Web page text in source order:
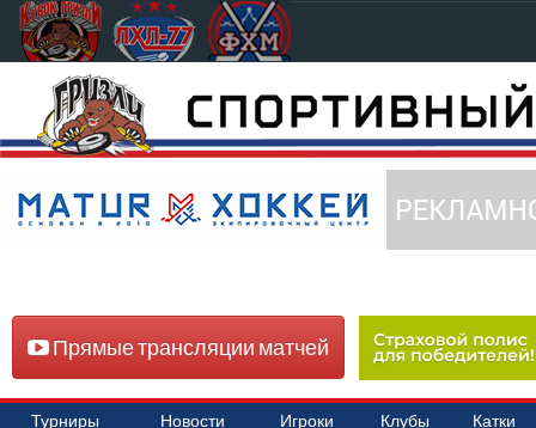
Прямые трансляции матчей
Турниры Новости Игроки Клубы Катки